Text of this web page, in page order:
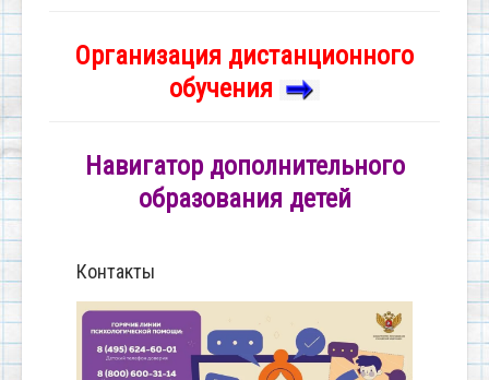
Организация дистанционного
обучения
Навигатор дополнительного
образования детей
Контакты